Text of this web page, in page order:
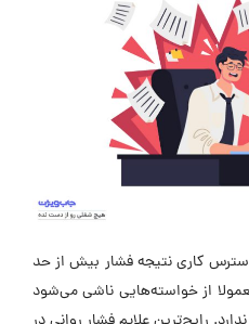
کاری نتیجه فشار بیش از حد
از خواسته‌هایی ناشی می‌شود